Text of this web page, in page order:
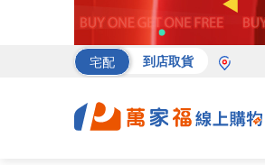
宅配 到店取貨